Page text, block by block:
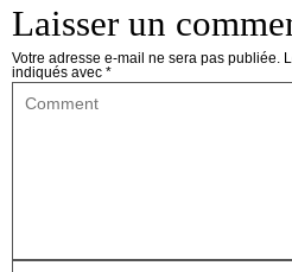
Laisser un
Votre adresse e-mail ne sera pas publiée.
indiqués avec *